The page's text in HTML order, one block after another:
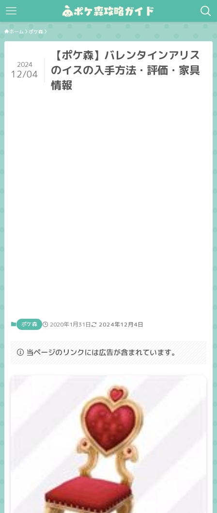
ホーム ポケ森
【ポケ森】バレンタインアリス
のイスの入手方法・評価・家具
情報
2024
12/04
ポケ森 2020年1月31日 2024年12月4日
当ページのリンクには広告が含まれています。